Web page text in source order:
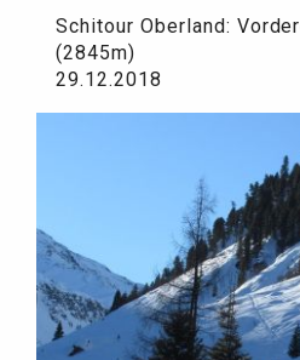
Schitour Oberland:
(2845m)
29.12.2018